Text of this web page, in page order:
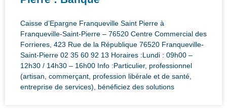
Caisse d’Epargne Franqueville Saint Pierre à
Franqueville-Saint-Pierre – 76520 Centre Commercial des
Forrieres, 423 Rue de la République 76520 Franqueville-
Saint-Pierre 02 35 60 92 13 Horaires :Lundi : 09h00 –
12h30 / 14h30 – 16h00 Info :Particulier, professionnel
(artisan, commerçant, profession libérale et de santé,
entreprise de services), bénéficiez des solutions